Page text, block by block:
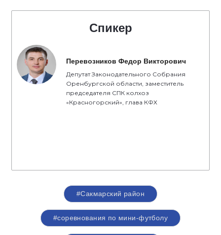
Спикер
Перевозников Федор Викторович
Депутат Законодательного Собрания
Оренбургской области, заместитель
председателя СПК колхоз
«Красногорский», глава КФХ
#Сакмарский район
#соревнования по мини-футболу